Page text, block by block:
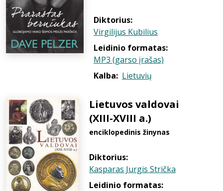
Diktorius:
Virgilijus Kubilius
Leidinio formatas:
MP3 (garso įrašas)
Kalba: Lietuvių
Lietuvos valdovai
(XIII-XVIII a.)
enciklopedinis žinynas
Diktorius:
Kasparas Jurgis Strička
Leidinio formatas: